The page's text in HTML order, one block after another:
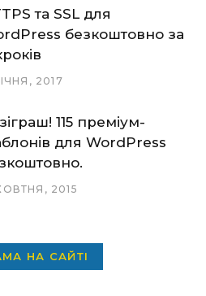
та SSL для
безкоштовно за
2017
115 преміум-
для WordPress
2015
НА САЙТІ